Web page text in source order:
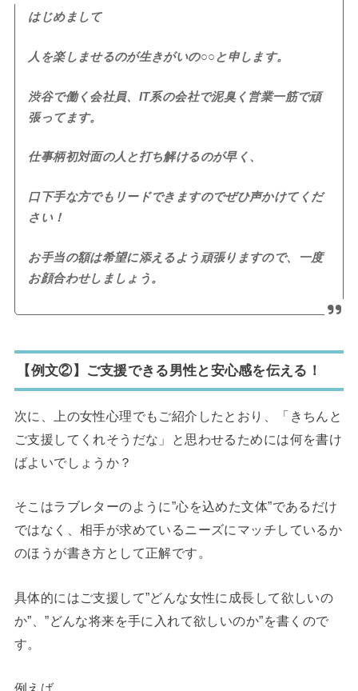
はじめまして
人を楽しませるのが生きがいの○○と申します。
渋谷で働く会社員、IT系の会社で泥臭く営業一筋で頑
張ってます。
仕事柄初対面の人と打ち解けるのが早く、
口下手な方でもリードできますのでぜひ声かけてくだ
さい！
お手当の額は希望に添えるよう頑張りますので、一度
お顔合わせしましょう。
【例文②】ご支援できる男性と安心感を伝える！
次に、上の女性心理でもご紹介したとおり、「きちんと
ご支援してくれそうだな」と思わせるためには何を書け
ばよいでしょうか？
そこはラブレターのように”心を込めた文体”であるだけ
ではなく、相手が求めているニーズにマッチしているか
のほうが書き方として正解です。
具体的にはご支援して”どんな女性に成長して欲しいの
か”、”どんな将来を手に入れて欲しいのか”を書くので
す。
例えば